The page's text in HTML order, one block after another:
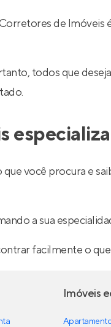
de Imóveis
todos que
você procura e
a sua
facilmente o
Imóveis